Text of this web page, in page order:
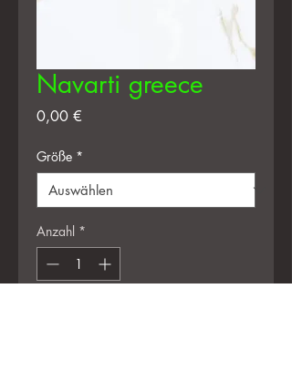
Navarti greece
0,00 €
Größe *
Anzahl *